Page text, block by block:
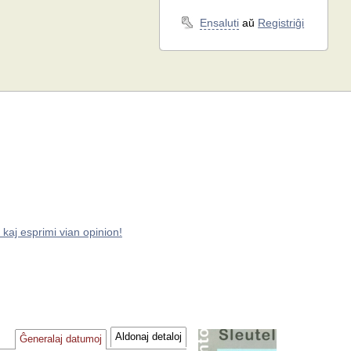
Ensaluti aŭ Registriĝi
esprimi vian opinion!
Ĝeneralaj datumoj Aldonaj detaloj